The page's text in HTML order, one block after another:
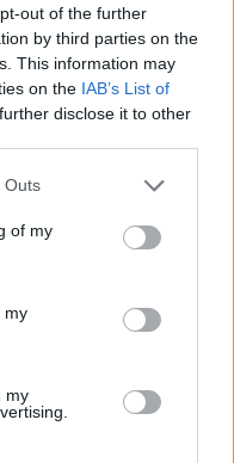
out of the further
by third parties on the
This information may
on the IAB’s List of
disclose it to other
Outs
of my
my
my
vill skaffa
reglerna på
innehåll.